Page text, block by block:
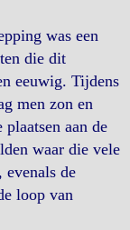
was een
die dit
eeuwig. Tijdens
men zon en
aan de
waar die vele
de
loop van